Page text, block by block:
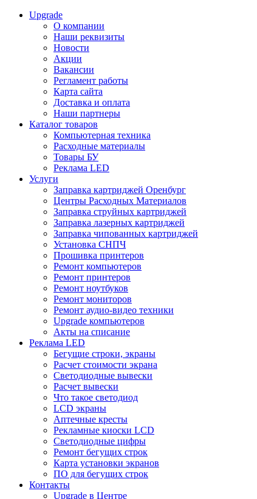
Upgrade
О компании
Наши реквизиты
Новости
Акции
Вакансии
Регламент работы
Карта сайта
Доставка и оплата
Наши партнеры
Каталог товаров
Компьютерная техника
Расходные материалы
Товары БУ
Реклама LED
Услуги
Заправка картриджей Оренбург
Центры Расходных Материалов
Заправка струйных картриджей
Заправка лазерных картриджей
Заправка чипованных картриджей
Установка СНПЧ
Прошивка принтеров
Ремонт компьютеров
Ремонт принтеров
Ремонт ноутбуков
Ремонт мониторов
Ремонт аудио-видео техники
Upgrade компьютеров
Акты на списание
Реклама LED
Бегущие строки, экраны
Расчет стоимости экрана
Светодиодные вывески
Расчет вывески
Что такое светодиод
LCD экраны
Аптечные кресты
Рекламные киоски LCD
Светодиодные цифры
Ремонт бегущих строк
Карта установки экранов
ПО для бегущих строк
Контакты
Upgrade в Центре